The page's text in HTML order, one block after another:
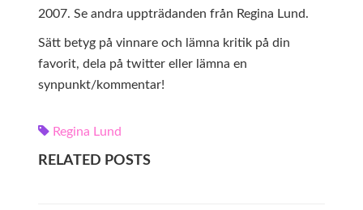
2007. Se andra uppträdanden från Regina Lund.
Sätt betyg på vinnare och lämna kritik på din
favorit, dela på twitter eller lämna en
synpunkt/kommentar!
Regina Lund
RELATED POSTS